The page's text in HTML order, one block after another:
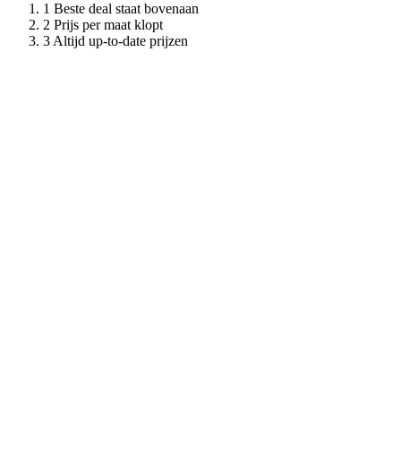
Beste deal staat bovenaan
Prijs per maat klopt
Altijd up-to-date prijzen